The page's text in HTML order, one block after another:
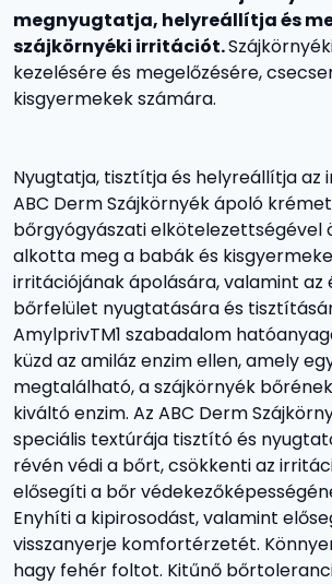
megnyugtatja, helyreállítja és
szájkörnyéki irritációt.
kezelésére és megelőzésére,
kisgyermekek számára.
Nyugtatja, tisztítja és helyreállítja az
ABC Derm Szájkörnyék ápoló
bőrgyógyászati elkötelezettségével
alkotta meg a babák és
irritációjának ápolására, valamint
bőrfelület nyugtatására és
AmylprivTM1 szabadalom
küzd az amiláz enzim ellen, amely
megtalálható, a szájkörnyék
kiváltó enzim. Az ABC Derm
speciális textúrája tisztító és
révén védi a bőrt, csökkenti az
elősegíti a bőr
Enyhíti a kipirosodást, valamint
visszanyerje komfortérzetét.
hagy fehér foltot. Kitűnő